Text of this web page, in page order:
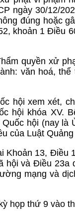
ngày 30/12/
đúng hoặc
khoản 1 Điều
quyền xử
văn hoá, thể
hội xem xét,
hội khóa XV.
hội (nay là
của Luật Quảng
Khoản 13, Điều
hội và Điều 23a
mạng và
họp thứ 9 vào